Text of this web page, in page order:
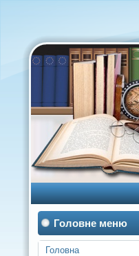
Головне меню
Головна